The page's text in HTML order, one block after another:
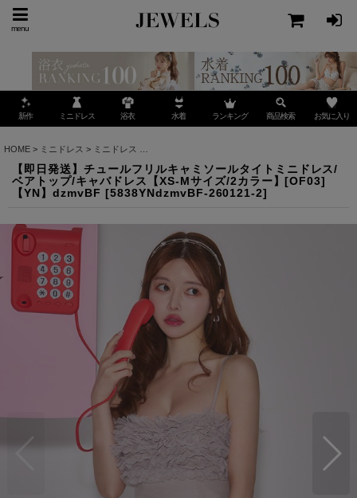
menu
新作 ミニドレス 浴衣 水着 ランキング 商品検索 お気に入り
HOME > ミニドレス > ミニドレス
【即日発送】チュールフリルキャミソールタイトミニドレス/
ベアトップ/キャバドレス【XS-Mサイズ/2カラー】[OF03]
【YN】dzmvBF [5838YNdzmvBF-260121-2]